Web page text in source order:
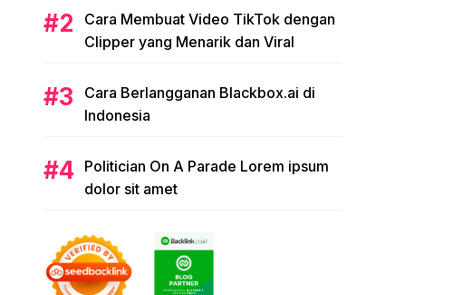
Cara Membuat Video TikTok dengan
Clipper yang Menarik dan Viral
Cara Berlangganan Blackbox.ai di
Indonesia
Politician On A Parade Lorem ipsum
dolor sit amet